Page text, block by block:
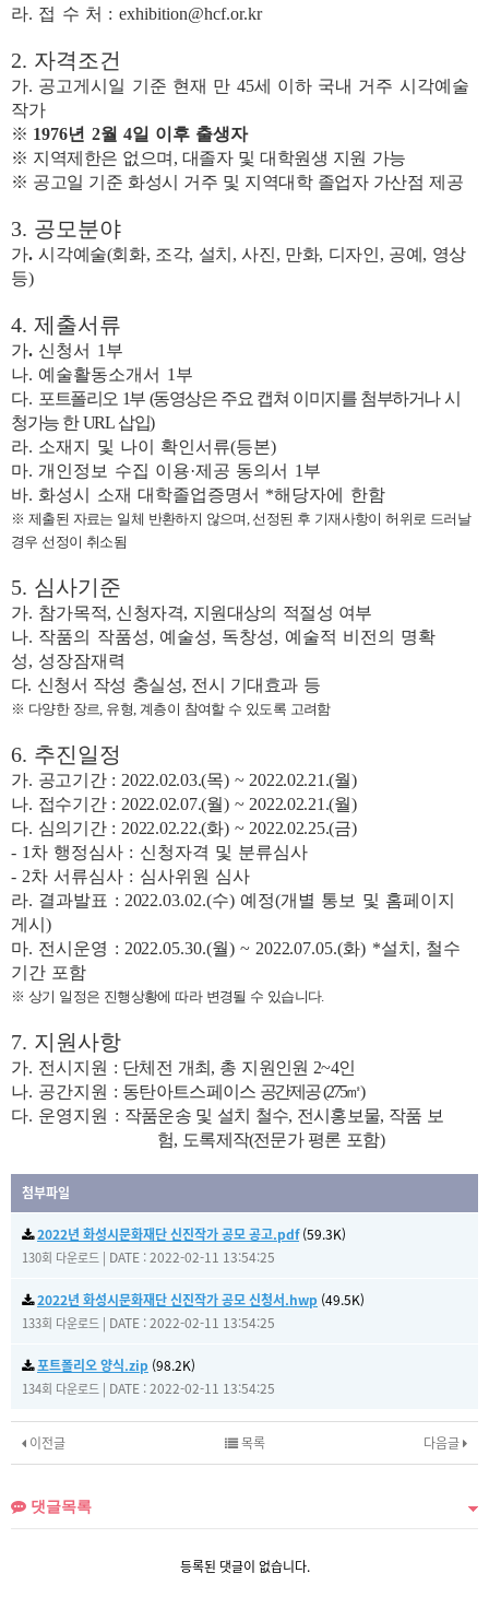
라. 접 수 처 : exhibition@hcf.or.kr
2. 자격조건
가. 공고게시일 기준 현재 만 45세 이하 국내 거주 시각예술
작가
※ 1976년 2월 4일 이후 출생자
※ 지역제한은 없으며 , 대졸자 및 대학원생 지원 가능
※ 공고일 기준 화성시 거주 및 지역대학 졸업자 가산점 제공
3. 공모분야
가.시각예술(회화, 조각, 설치 ,사진, 만화, 디자인, 공예 , 영상
등)
4.제출서류
가. 신청서 1 부
나. 예술활동소개서 1 부
다. 포트폴리오 1부 (동영상은 주요 캡쳐 이미지를 첨부하거나 시
청가능 한URL 삽입)
라. 소재지 및 나이 확인서류(등본)
마. 개인정보 수집 이용·제공 동의서 1 부
바. 화성시 소재 대학졸업증명서 *해당자에 한함
※ 제출된 자료는 일체 반환하지 않으며, 선정된 후 기재사항이 허위로 드러날
경우 선정이 취소됨
5. 심사기준
가. 참가목적, 신청자격, 지원대상의 적절성 여부
나. 작품의 작품성, 예술성, 독창성, 예술적 비전의 명확
성, 성장잠재력
다. 신청서 작성 충실성, 전시 기대효과 등
※ 다양한 장르, 유형, 계층이 참여할 수 있도록 고려함
6. 추진일정
가. 공고기간 : 2022.02.03.(목) ~ 2022.02.21.(월)
나. 접수기간 : 2022.02.07.(월) ~ 2022.02.21.(월)
다. 심의기간 : 2022.02.22.(화) ~ 2022.02.25.(금)
- 1 차 행정심사 : 신청자격 및 분류심사
- 2차 서류심사 : 심사위원 심사
라. 결과발표 : 2022.03.02.(수) 예정(개별 통보 및 홈페이지
게시 )
마. 전시운영 : 2022.05.30.(월) ~ 2022.07.05.(화) *설치 , 철수
기간 포함
※ 상기 일정은 진행상황에 따라 변경될 수 있습니다.
7. 지원사항
가. 전시지원 : 단체전 개최 , 총 지원인원 2~4인
나. 공간지원 : 동탄아트스페이스 공간제공(275㎡)
다. 운영지원 : 작품운송 및 설치 철수, 전시홍보물, 작품 보
험, 도록제작(전문가 평론 포함)
첨부파일
2022년 화성시문화재단 신진작가 공모 공고.pdf(59.3K)
130회 다운로드 | DATE : 2022-02-11 13:54:25
2022년 화성시문화재단 신진작가 공모 신청서.hwp (49.5K)
133회 다운로드 | DATE : 2022-02-11 13:54:25
포트폴리오 양식.zip (98.2K)
134회 다운로드 | DATE : 2022-02-11 13:54:25
이전글 다음글
목록
댓글목록
등록된 댓글이 없습니다.